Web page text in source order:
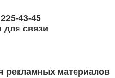
43-45
связи
материалов